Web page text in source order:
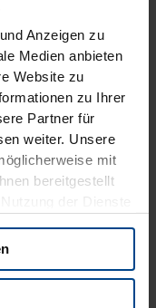
Anzeigen zu
Medien anbieten
Website zu
zu Ihrer
Partner für
weiter. Unsere
mit
bereitgestellt
ha inaugurato
il convegno